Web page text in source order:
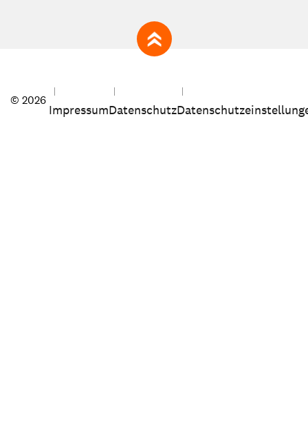
zum Seitenanfang
© 2026
ImpressumDatenschutz